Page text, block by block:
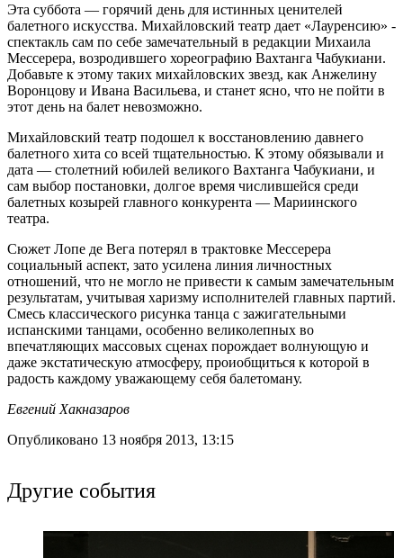
Эта суббота — горячий день для истинных ценителей
балетного искусства. Михайловский театр дает «Лауренсию» -
спектакль сам по себе замечательный в редакции Михаила
Мессерера, возродившего хореографию Вахтанга Чабукиани.
Добавьте к этому таких михайловских звезд, как Анжелину
Воронцову и Ивана Васильева, и станет ясно, что не пойти в
этот день на балет невозможно.
Михайловский театр подошел к восстановлению давнего
балетного хита со всей тщательностью. К этому обязывали и
дата — столетний юбилей великого Вахтанга Чабукиани, и
сам выбор постановки, долгое время числившейся среди
балетных козырей главного конкурента — Мариинского
театра.
Сюжет Лопе де Вега потерял в трактовке Мессерера
социальный аспект, зато усилена линия личностных
отношений, что не могло не привести к самым замечательным
результатам, учитывая харизму исполнителей главных партий.
Смесь классического рисунка танца с зажигательными
испанскими танцами, особенно великолепных во
впечатляющих массовых сценах порождает волнующую и
даже экстатическую атмосферу, проиобщиться к которой в
радость каждому уважающему себя балетоману.
Евгений Хакназаров
Опубликовано 13 ноября 2013, 13:15
Другие события